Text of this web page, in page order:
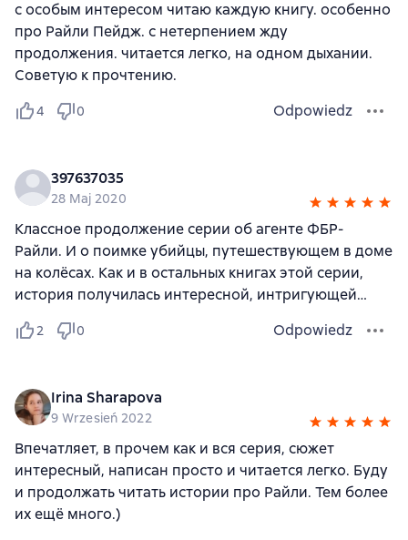
с особым интересом читаю каждую книгу. особенно
про Райли Пейдж. с нетерпением жду
продолжения. читается легко, на одном дыхании.
Советую к прочтению.
4 0 Odpowiedz
397637035
28 Maj 2020
Классное продолжение серии об агенте ФБР-
Райли. И о поимке убийцы, путешествующем в доме
на колёсах. Как и в остальных книгах этой серии,
история получилась интересной, интригующей…
2 0 Odpowiedz
Irina Sharapova
9 Wrzesień 2022
Впечатляет, в прочем как и вся серия, сюжет
интересный, написан просто и читается легко. Буду
и продолжать читать истории про Райли. Тем более
их ещё много.)